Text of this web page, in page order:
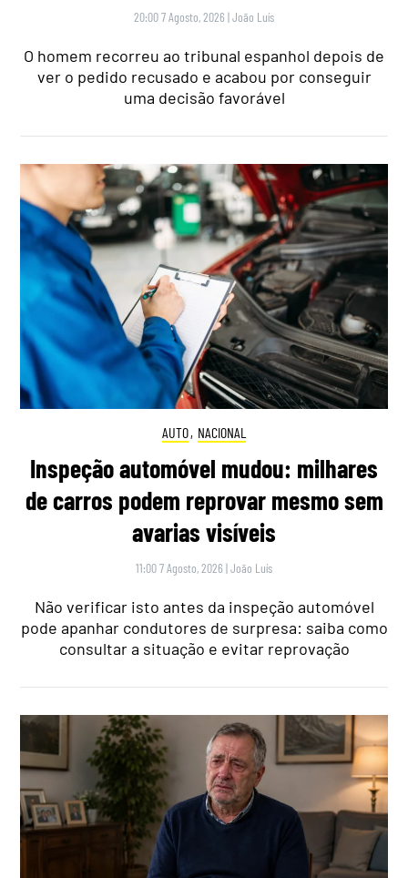
20:00 7 Agosto, 2026 |João Luís
O homem recorreu ao tribunal espanhol depois de
ver o pedido recusado e acabou por conseguir
uma decisão favorável
AUTO, NACIONAL
Inspeção automóvel mudou: milhares
de carros podem reprovar mesmo sem
avarias visíveis
11:00 7 Agosto, 2026 |João Luís
Não verificar isto antes da inspeção automóvel
pode apanhar condutores de surpresa: saiba como
consultar a situação e evitar reprovação